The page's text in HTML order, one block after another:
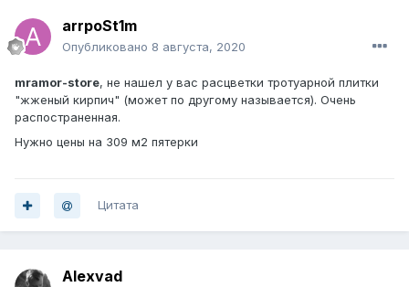
arrpoSt1m
Опубликовано 8 августа, 2020
mramor-store, не нашел у вас расцветки тротуарной плитки
"жженый кирпич" (может по другому называется). Очень
распостраненная.
Нужно цены на 309 м2 пятерки
Цитата
Alexvad